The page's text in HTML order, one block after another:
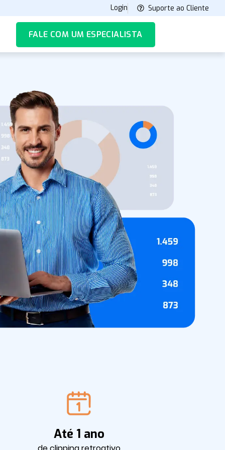
Login Suporte ao Cliente
FALE COM UM ESPECIALISTA
Até 1 ano